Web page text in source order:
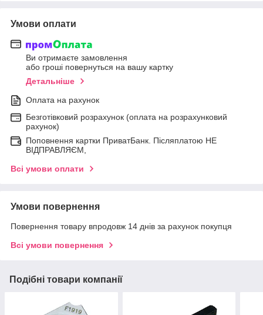
Умови оплати
Ви отримаєте замовлення
або гроші повернуться на вашу картку
Детальніше
Оплата на рахунок
Безготівковий розрахунок (оплата на розрахунковий
рахунок)
Поповнення картки ПриватБанк. Післяплатою НЕ
ВІДПРАВЛЯЄМ,
Всі умови оплати
Умови повернення
Повернення товару впродовж 14 днів за рахунок покупця
Всі умови повернення
Подібні товари компанії